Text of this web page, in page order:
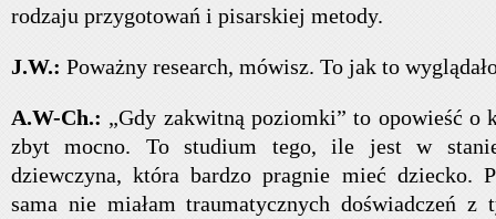
rodzaju przygotowań i pisarskiej metody.
J.W.: Poważny research, mówisz. To jak to
A.W-Ch.: „Gdy zakwitną poziomki” to opowieść o
zbyt mocno. To studium tego, ile jest w
dziewczyna, która bardzo pragnie mieć dziecko.
sama nie miałam traumatycznych doświadczeń z